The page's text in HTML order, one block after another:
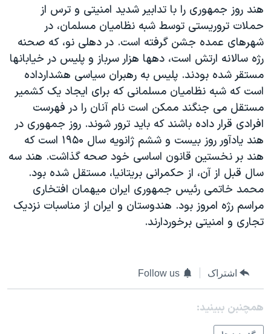
به
جستجو
گزیده‌ها
ویژه برنامه‌ها
ویدیوها
فرهنگ و زندگی
حقوق شهروندی
اقتصادی
علم و فناوری
اسرائیل در جنگ
گالری عکس
آرشیو پخش زنده
عملیات خشم حماسی
۲۵۰سالگی آمریکا
بایگانی برنامه‌های تلویزیونی
مستندها
انتخابات ریاست جمهوری آمریکا ۲۰۲۴
حمله جمهوری اسلامی به اسرائیل
رمز مهسا
ورزش زنان در ایران
اعتراضات زن، زندگی، آزادی
مجموعه مستندهای دادخواهی
تریبونال مردمی آبان ۹۸
چهل سال گروگان‌گیری
قانون شفافیت دارائی کادر رهبری ایران
اعتراضات مردمی آبان ۹۸
پخش رادیویی
یادگیری زبان انگلیسی
دنبال کنید
زبانهای مختلف
هند روز جمهوری را با تدابير شديد امنيتی و ترس از
حملات تروريستی توسط شبه نظاميان مسلمان، در
شهرهای عمده جشن گرفته است. در دهلی نو، که صحنه
رژه سالانه ارتش است، دهها هزار سرباز و پليس در خيابانها
مستقر شده بودند. پليس به رهبران سياسی هشدارداده
است که شبه نظاميان مسلمانی که برای ايجاد يک کشمير
مستقل می جنگند ممکن است نام آنان را در فهرست
افرادی قرار داده باشند که بايد ترور شوند. روز جمهوری در
هند يادآور روز بيست و ششم ژانويه سال ۱۹۵۰ است که
هند بر نخستين قانون اساسی خود صحه گذاشت. هند سه
سال قبل از آن، از حکمرانی بريتانيا، مستقل شده بود.
محمد خاتمی رئيس جمهوری ايران ميهمان افتخاری
مراسم رژه امروز بود. هندوستان و ايران از مناسبات نزديک
تجاری و امنيتی برخوردارند.
اشتراک Follow us
همچنبن ببینید: